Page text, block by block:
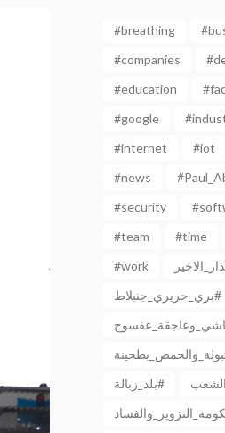
#breathing
#companies
#education
#google
#internet
#iot
#news
#security
#team
#time
#work
بري_حريري_جنبلاط#
بلد_زبالة#